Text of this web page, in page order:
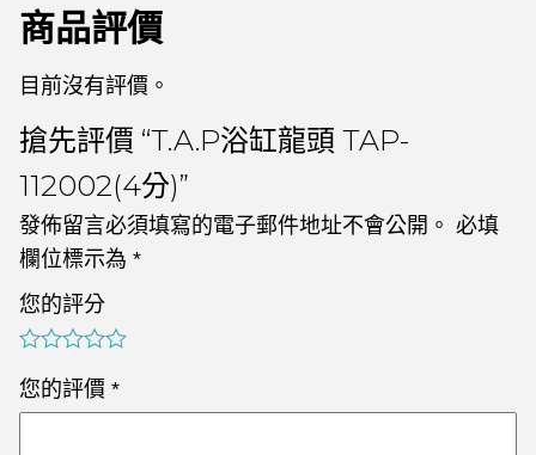
商品評價
目前沒有評價。
搶先評價 “T.A.P浴缸龍頭 TAP-
112002(4分)”
發佈留言必須填寫的電子郵件地址不會公開。 必填
欄位標示為 *
您的評分
您的評價 *